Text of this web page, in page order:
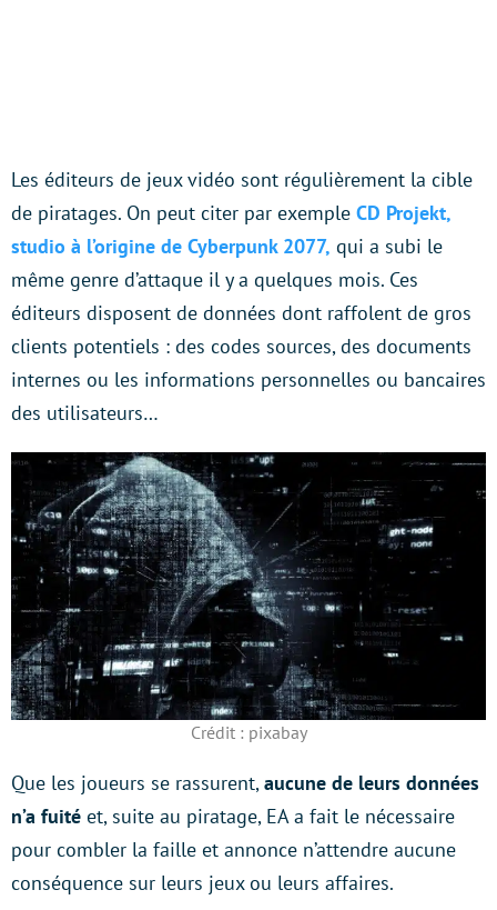
Les éditeurs de jeux vidéo sont régulièrement la cible
de piratages. On peut citer par exemple CD Projekt,
studio à l’origine de Cyberpunk 2077, qui a subi le
même genre d’attaque il y a quelques mois. Ces
éditeurs disposent de données dont raffolent de gros
clients potentiels : des codes sources, des documents
internes ou les informations personnelles ou bancaires
des utilisateurs…
Crédit : pixabay
Que les joueurs se rassurent,aucune de leurs données
n’a fuité et, suite au piratage, EA a fait le nécessaire
pour combler la faille et annonce n’attendre aucune
conséquence sur leurs jeux ou leurs affaires.